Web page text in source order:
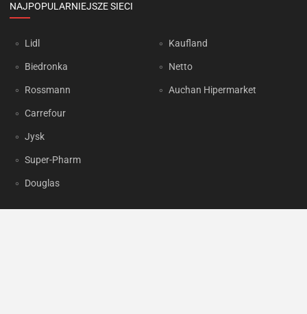
NAJPOPULARNIEJSZE SIECI
Lidl
Biedronka
Rossmann
Carrefour
Jysk
Super-Pharm
Douglas
Kaufland
Netto
Auchan Hipermarket